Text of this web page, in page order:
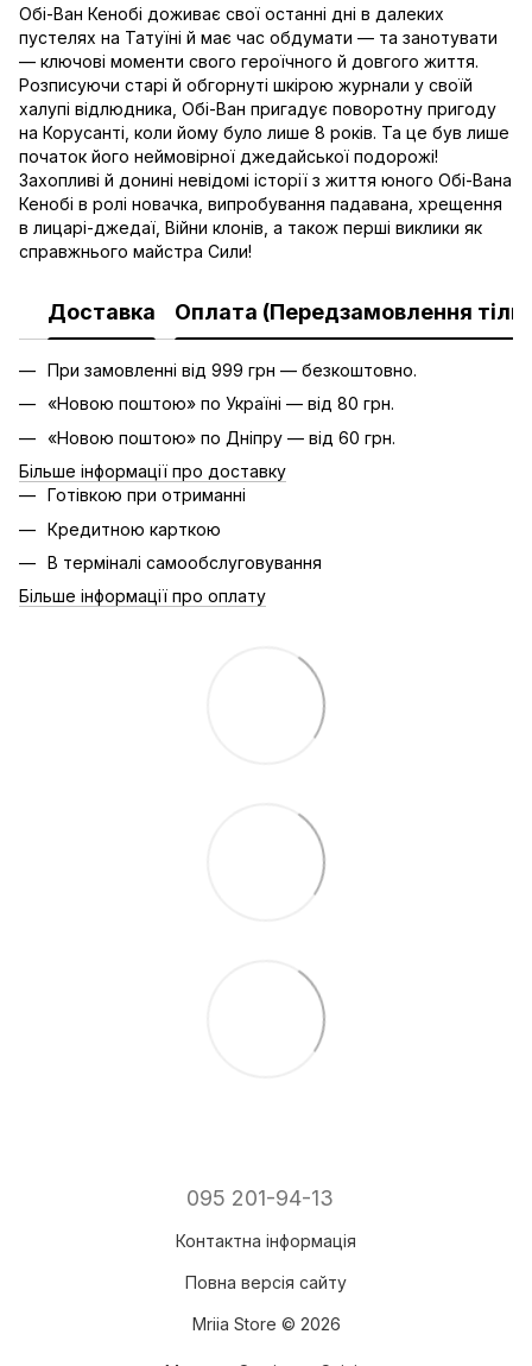
Обі-Ван Кенобі доживає свої останні дні в далеких
пустелях на Татуїні й має час обдумати — та занотувати
— ключові моменти свого героїчного й довгого життя.
Розписуючи старі й обгорнуті шкірою журнали у своїй
халупі відлюдника, Обі-Ван пригадує поворотну пригоду
на Корусанті, коли йому було лише 8 років. Та це був лише
початок його неймовірної джедайської подорожі!
Захопливі й донині невідомі історії з життя юного Обі-Вана
Кенобі в ролі новачка, випробування падавана, хрещення
в лицарі-джедаї, Війни клонів, а також перші виклики як
справжнього майстра Сили!
Доставка Оплата (Передзамовлення
При замовленні від 999 грн — безкоштовно.
«Новою поштою» по Україні — від 80 грн.
«Новою поштою» по Дніпру — від 60 грн.
Більше інформації про доставку
Готівкою при отриманні
Кредитною карткою
В терміналі самообслуговування
Більше інформації про оплату
095 201-94-13
Контактна інформація
Повна версія сайту
Mriia Store © 2026